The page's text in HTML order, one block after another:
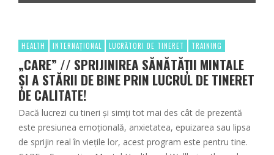
HEALTH INTERNAȚIONAL LUCRĂTORI DE TINERET TRAINING
„CARE” // SPRIJINIREA SĂNĂTĂȚII MINTALE
ȘI A STĂRII DE BINE PRIN LUCRUL DE TINERET
DE CALITATE!
Dacă lucrezi cu tineri și simți tot mai des cât de prezentă
este presiunea emoțională, anxietatea, epuizarea sau lipsa
de sprijin real în viețile lor, acest program este pentru tine.